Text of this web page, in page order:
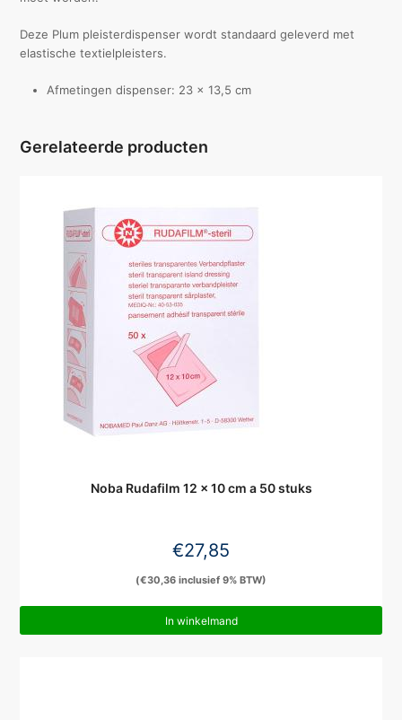
Deze Plum pleisterdispenser wordt standaard geleverd met
elastische textielpleisters.
Afmetingen dispenser: 23 x 13,5 cm
Gerelateerde producten
Noba Rudafilm 12 x 10 cm a 50 stuks
€27,85
(€30,36 inclusief 9% BTW)
In winkelmand